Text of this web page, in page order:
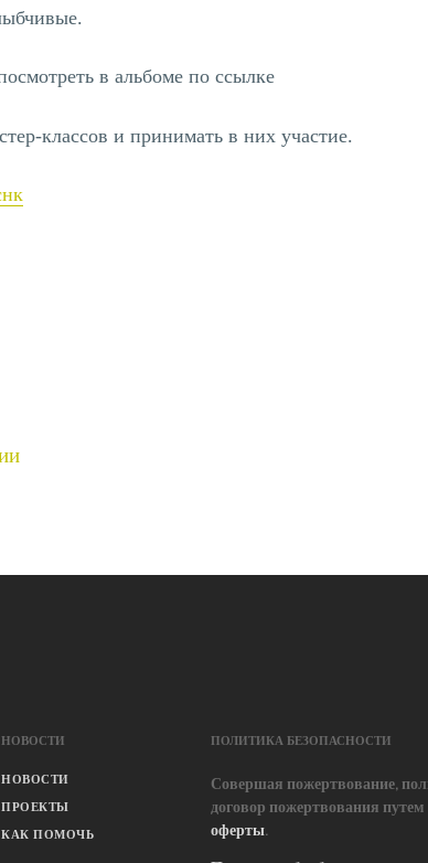
в альбоме по ссылке
классов и принимать в них участие.
НОВОСТИ
НОВОСТИ
ПРОЕКТЫ
КАК ПОМОЧЬ
ПОЛИТИКА БЕЗОПАСНОСТИ
Совершая пожертвование,
договор пожертвования путем
оферты.